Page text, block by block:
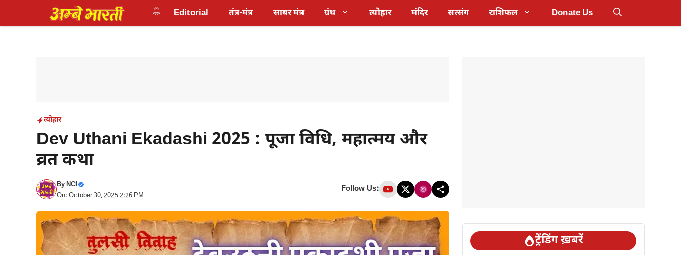
Editorial तंत्र-मंत्र साबर मंत्र ग्रंथ त्योहार मंदिर सत्संग राशिफल Donate Us
त्योहार
Dev Uthani Ekadashi 2025 : पूजा विधि, महात्मय और
व्रत कथा
ByNCI
On: October 30, 2025 2:26 PM
Follow Us:
ट्रेंडिंग ख़बरें